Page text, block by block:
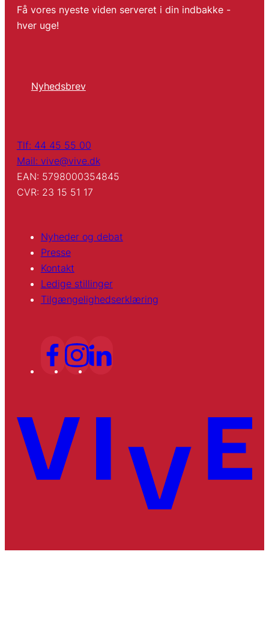
Få vores nyeste viden serveret i din indbakke -
hver uge!
Nyhedsbrev
Tlf: 44 45 55 00
Mail: vive@vive.dk
EAN: 5798000354845
CVR: 23 15 51 17
Nyheder og debat
Presse
Kontakt
Ledige stillinger
Tilgængelighedserklæring